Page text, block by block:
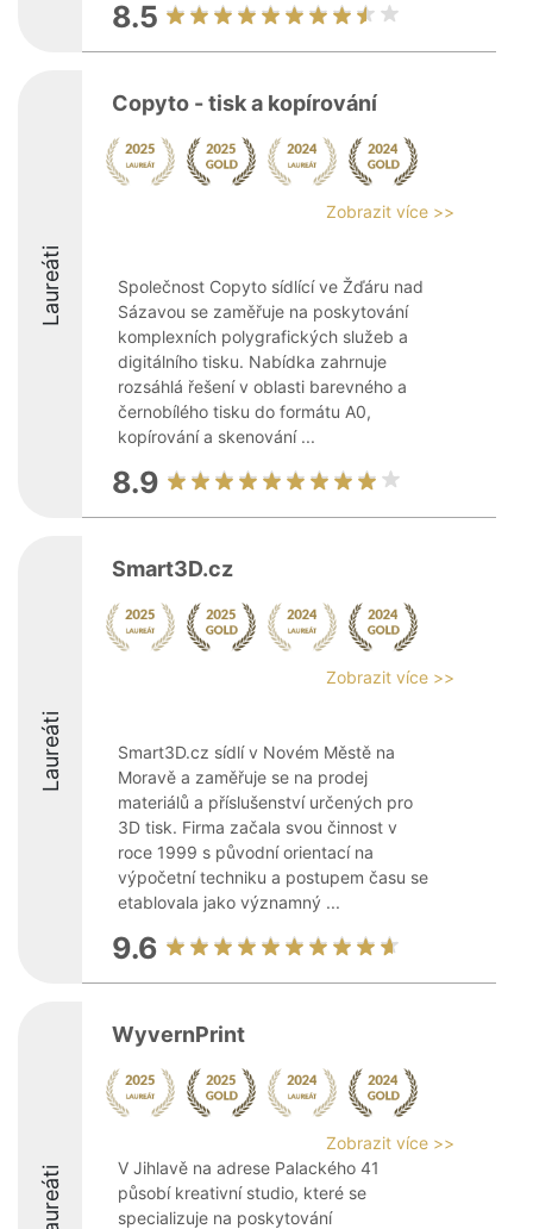
8.5
Laureáti
Copyto - tisk a kopírování
Zobrazit více >>
Společnost Copyto sídlící ve Žďáru nad
Sázavou se zaměřuje na poskytování
komplexních polygrafických služeb a
digitálního tisku. Nabídka zahrnuje
rozsáhlá řešení v oblasti barevného a
černobílého tisku do formátu A0,
kopírování a skenování ...
8.9
Laureáti
Smart3D.cz
Zobrazit více >>
Smart3D.cz sídlí v Novém Městě na
Moravě a zaměřuje se na prodej
materiálů a příslušenství určených pro
3D tisk. Firma začala svou činnost v
roce 1999 s původní orientací na
výpočetní techniku a postupem času se
etablovala jako významný ...
9.6
Laureáti
WyvernPrint
Zobrazit více >>
V Jihlavě na adrese Palackého 41
působí kreativní studio, které se
specializuje na poskytování